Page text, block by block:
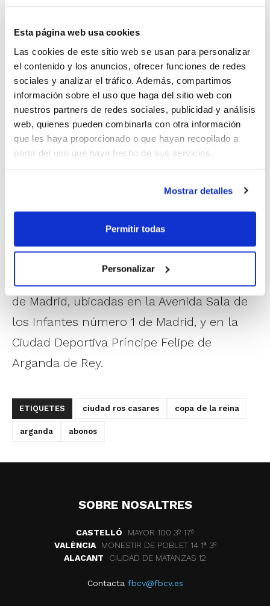
Esta página web usa cookies
Las cookies de este sitio web se usan para personalizar
el contenido y los anuncios, ofrecer funciones de redes
sociales y analizar el tráfico. Además, compartimos
información sobre el uso que haga del sitio web con
nuestros partners de redes sociales, publicidad y análisis
web, quienes pueden combinarla con otra información
que les haya proporcionado o que hayan recopilado a
partir del uso que haya hecho de sus servicios.
Mostrar detalles
Permitir todas
Personalizar
´00 horas.
Los abonos tienen un precio de 20 euros y dan
derecho a presenciar las dos semifinales del sábado y
la final del domingo, que tendrán lugar en la Ciudad
Deportiva Príncipe Felipe de Arganda del Rey.
Los seguidores del Ciudad Ros Casares que no hayan
pueden comprar el abono a través del correo
electrónico enviando sus peticiones a la dirección:
areatecnica@fbm.es.
de Madrid, ubicadas en la Avenida Sala de
los Infantes número 1 de Madrid, y en la
Ciudad Deportiva Príncipe Felipe de
Arganda de Rey.
ETIQUETES ciudad ros casares copa de la reina
arganda abonos
SOBRE NOSALTRES
CASTELLÓ
MAYOR 100 3º 17ª
VALÈNCIA
MONESTIR DE POBLET 14 1ª 3º
ALACANT
CIUDAD DE MATANZAS 12
Contacta fbcv@fbcv.es